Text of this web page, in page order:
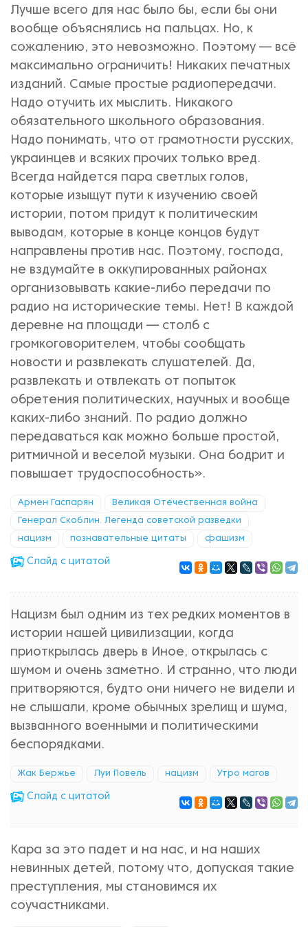
Лучше всего для нас было бы, если бы они
вообще объяснялись на пальцах. Но, к
сожалению, это невозможно. Поэтому — всё
максимально ограничить! Никаких печатных
изданий. Самые простые радиопередачи.
Надо отучить их мыслить. Никакого
обязательного школьного образования.
Надо понимать, что от грамотности русских,
украинцев и всяких прочих только вред.
Всегда найдется пара светлых голов,
которые изыщут пути к изучению своей
истории, потом придут к политическим
выводам, которые в конце концов будут
направлены против нас. Поэтому, господа,
не вздумайте в оккупированных районах
организовывать какие-либо передачи по
радио на исторические темы. Нет! В каждой
деревне на площади — столб с
громкоговорителем, чтобы сообщать
новости и развлекать слушателей. Да,
развлекать и отвлекать от попыток
обретения политических, научных и вообще
каких-либо знаний. По радио должно
передаваться как можно больше простой,
ритмичной и веселой музыки. Она бодрит и
повышает трудоспособность».
Армен Гаспарян Великая Отечественная война
Генерал Скоблин. Легенда советской разведки
нацизм познавательные цитаты фашизм
Cлайд с цитатой
Нацизм был одним из тех редких моментов в
истории нашей цивилизации, когда
приоткрылась дверь в Иное, открылась с
шумом и очень заметно. И странно, что люди
притворяются, будто они ничего не видели и
не слышали, кроме обычных зрелищ и шума,
вызванного военными и политическими
беспорядками.
Жак Бержье Луи Повель нацизм Утро магов
Cлайд с цитатой
Кара за это падет и на нас, и на наших
невинных детей, потому что, допуская такие
преступления, мы становимся их
соучастниками.